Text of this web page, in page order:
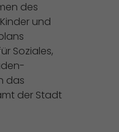
des
und
Soziales,
das
der Stadt